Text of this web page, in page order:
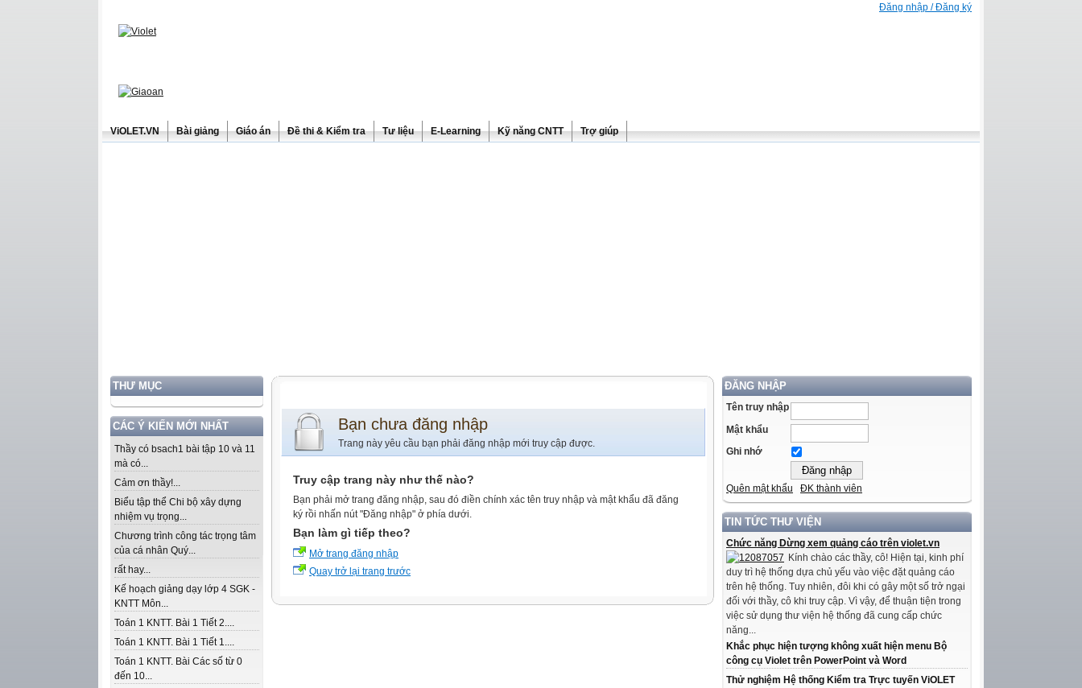
Đăng nhập / Đăng ký
ViOLET.VN Bài giảng Giáo án Đề thi & Kiểm tra Tư liệu E-Learning Kỹ năng CNTT Trợ giúp
THƯ MỤC
CÁC Ý KIẾN MỚI NHẤT
Thầy có bsach1 bài tập 10 và 11
mà có...
Cảm ơn thầy!...
Biểu tập thể Chi bộ xây dựng
nhiệm vụ trọng...
Chương trình công tác trọng tâm
của cá nhân Quý...
rất hay...
Kế hoạch giảng dạy lớp 4 SGK -
KNTT Môn...
Toán 1 KNTT. Bài 1 Tiết 2....
Toán 1 KNTT. Bài 1 Tiết 1....
Toán 1 KNTT. Bài Các số từ 0
đến 10...
ĐĂNG NHẬP
Tên truy nhập
Mật khẩu
Ghi nhớ
Quên mật khẩu ĐK thành viên
TIN TỨC THƯ VIỆN
Chức năng Dừng xem quảng cáo trên violet.vn
Kính chào các thầy, cô! Hiện tại, kinh phí
duy trì hệ thống dựa chủ yếu vào việc đặt quảng cáo
trên hệ thống. Tuy nhiên, đôi khi có gây một số trở ngại
đối với thầy, cô khi truy cập. Vì vậy, để thuận tiện trong
việc sử dụng thư viện hệ thống đã cung cấp chức
năng...
Khắc phục hiện tượng không xuất hiện menu Bộ
công cụ Violet trên PowerPoint và Word
Thử nghiệm Hệ thống Kiểm tra Trực tuyến ViOLET
Bạn chưa đăng nhập
Trang này yêu cầu bạn phải đăng nhập mới truy cập được.
Truy cập trang này như thế nào?
Bạn phải mở trang đăng nhập, sau đó điền chính xác tên truy nhập và mật khẩu đã đăng
ký rồi nhấn nút "Đăng nhập" ở phía dưới.
Bạn làm gì tiếp theo?
Mở trang đăng nhập
Quay trở lại trang trước